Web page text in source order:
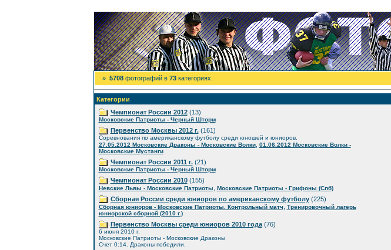
» 5708фотографий в 73категориях.
Категории
Чемпионат России 2012(13)
Московские Патриоты - Черный Шторм
Первенство Москвы 2012 г.(161)
Соревнования по американскому футболу среди юношей и юниоров.
27.05.2012 Московские Драконы - Московские Волки, 01.06.2012 Московские Волки -
Московские Мустанги
Чемпионат России 2011 г.(21)
Московские Патриоты - Черный Шторм
Чемпионат России 2010(155)
Невские Львы - Московские Патриоты Московские Патриоты - Грифоны (Спб)
Сборная России среди юниоров по американскому футболу(225)
Сборная юниоров - Московские Патриоты. Контрольный матч, Тренировочный лагерь
юниорской сборной (2010 г.)
Первенство Москвы среди юниоров 2010 года(76)
6 июня 2010 г.
Московские Патриоты - Московские Драконы
Счет 0:14. Драконы победили.